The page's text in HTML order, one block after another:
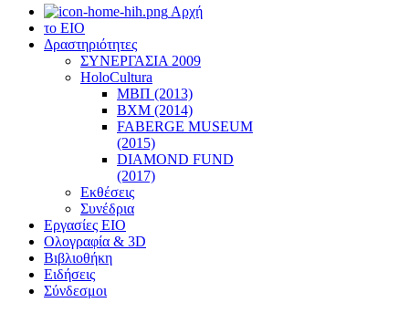
Αρχή
το ΕΙΟ
Δραστηριότητες
ΣΥΝΕΡΓΑΣΙΑ 2009
HoloCultura
ΜΒΠ (2013)
ΒΧΜ (2014)
FABERGE MUSEUM
(2015)
DIAMOND FUND
(2017)
Εκθέσεις
Συνέδρια
Εργασίες ΕΙΟ
Ολογραφία & 3D
Βιβλιοθήκη
Ειδήσεις
Σύνδεσμοι